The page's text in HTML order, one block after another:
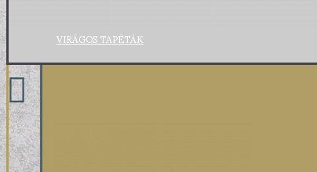
VIRÁGOS TAPÉTÁK